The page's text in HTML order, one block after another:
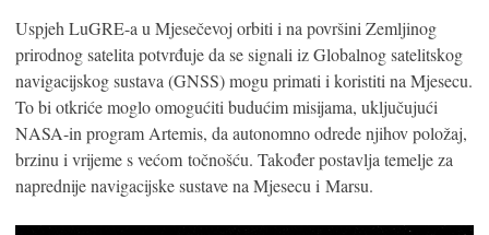
Uspjeh LuGRE-a u Mjesečevoj orbiti i na površini Zemljinog
prirodnog satelita potvrđuje da se signali iz Globalnog satelitskog
navigacijskog sustava (GNSS) mogu primati i koristiti na Mjesecu.
To bi otkriće moglo omogućiti budućim misijama, uključujući
NASA-in program Artemis, da autonomno odrede njihov položaj,
brzinu i vrijeme s većom točnošću. Također postavlja temelje za
naprednije navigacijske sustave na Mjesecu i Marsu.